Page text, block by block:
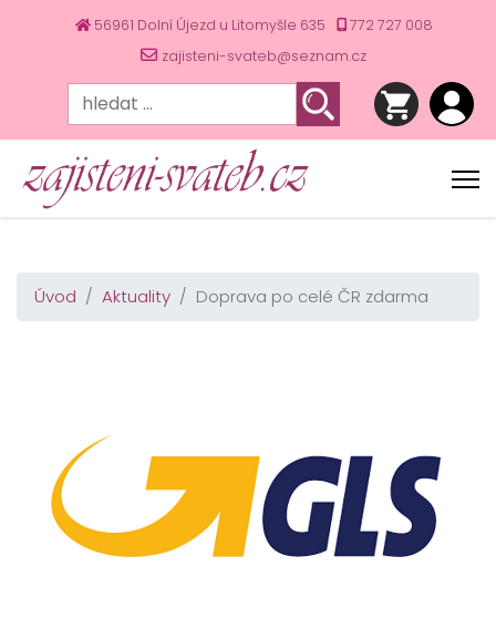
56961 Dolní Újezd u Litomyšle 635
772 727 008
zajisteni-svateb@seznam.cz
Úvod Aktuality Doprava po celé ČR zdarma